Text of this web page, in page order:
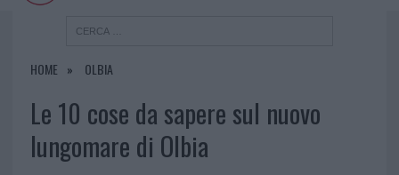
HOME OLBIA
Le 10 cose da sapere sul nuovo
lungomare di Olbia